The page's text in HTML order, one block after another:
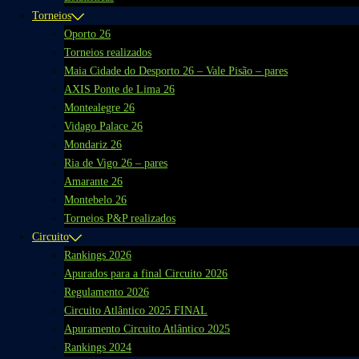
Torneios
Oporto 26
Torneios realizados
Maia Cidade do Desporto 26 – Vale Pisão – pares
AXIS Ponte de Lima 26
Montealegre 26
Vidago Palace 26
Mondariz 26
Ria de Vigo 26 – pares
Amarante 26
Montebelo 26
Torneios P&P realizados
Circuito
Rankings 2026
Apurados para a final Circuito 2026
Regulamento 2026
Circuito Atlântico 2025 FINAL
Apuramento Circuito Atlântico 2025
Rankings 2024